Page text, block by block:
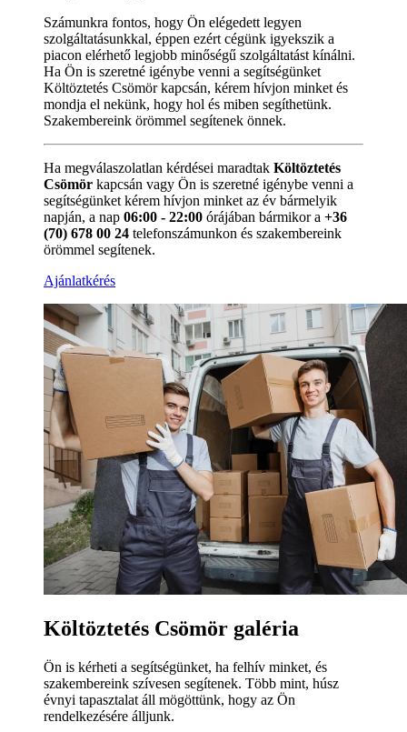
Számunkra fontos, hogy Ön elégedett legyen
szolgáltatásunkkal, éppen ezért cégünk igyekszik a
piacon elérhető legjobb minőségű szolgáltatást kínálni.
Ha Ön is szeretné igénybe venni a segítségünket
Költöztetés Csömör kapcsán, kérem hívjon minket és
mondja el nekünk, hogy hol és miben segíthetünk.
Szakembereink örömmel segítenek önnek.
Ha megválaszolatlan kérdései maradtak Költöztetés
Csömör kapcsán vagy Ön is szeretné igénybe venni a
segítségünket kérem hívjon minket az év bármelyik
napján, a nap 06:00 - 22:00 órájában bármikor a +36
(70) 678 00 24 telefonszámunkon és szakembereink
örömmel segítenek.
Ajánlatkérés
Költöztetés Csömör galéria
Ön is kérheti a segítségünket, ha felhív minket, és
szakembereink szívesen segítenek. Több mint, húsz
évnyi tapasztalat áll mögöttünk, hogy az Ön
rendelkezésére álljunk.